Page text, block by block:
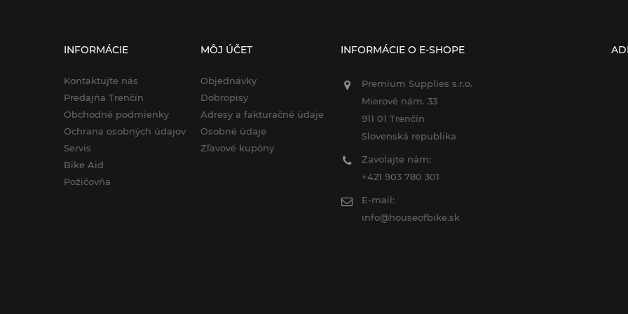
INFORMÁCIE
Kontaktujte nás
Predajňa Trenčín
Obchodné podmienky
Ochrana osobných údajov
Servis
Bike Aid
Požičovňa
MÔJ ÚČET
Objednávky
Dobropisy
Adresy a fakturačné údaje
Osobné údaje
Zľavové kupóny
INFORMÁCIE O E-SHOPE
Premium Supplies s.r.o.
Mierové nám. 33
911 01 Trenčín
Slovenská republika
Zavolajte nám:
+421 903 780 301
E-mail:
info@houseofbike.sk